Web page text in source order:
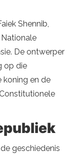
Shennib,
De ontwerper
op die
koning en de
geschiedenis